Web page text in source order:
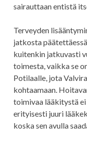
sairauttaan entistä
Terveyden
jatkosta
kuitenkin jatkuvasti
toimesta, vaikka se
Potilaalle, jota
kohtaamaan.
toimivaa lääkitystä
erityisesti juuri
koska sen avulla